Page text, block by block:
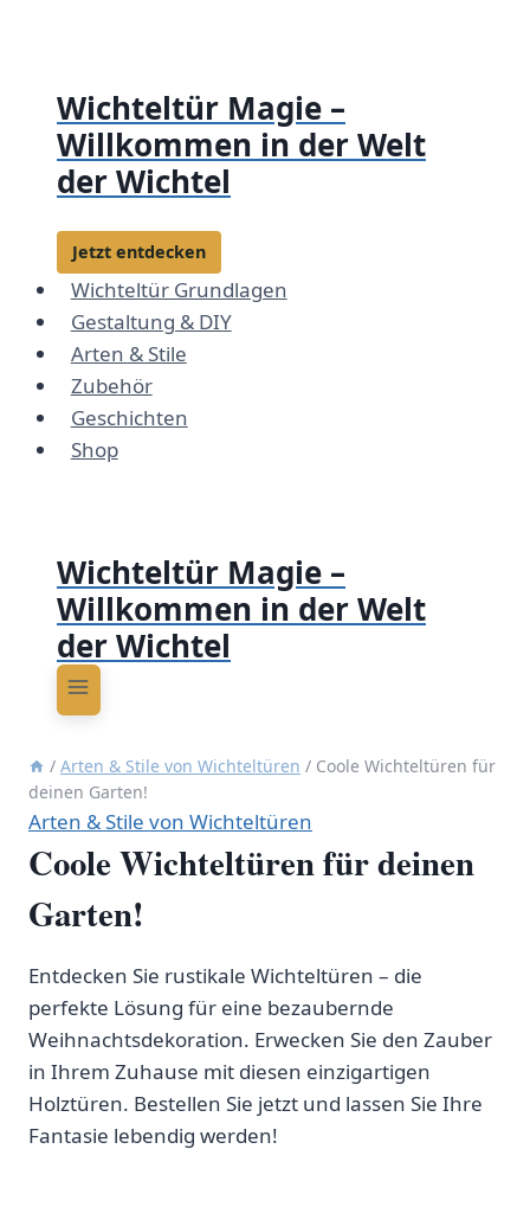
Wichteltür Magie –
Willkommen in der Welt
der Wichtel
Jetzt entdecken
Wichteltür Grundlagen
Gestaltung & DIY
Arten & Stile
Zubehör
Geschichten
Shop
Wichteltür Magie –
Willkommen in der Welt
der Wichtel
/ Arten & Stile von Wichteltüren / Coole Wichteltüren für
deinen Garten!
Arten & Stile von Wichteltüren
Coole Wichteltüren für deinen
Garten!
Entdecken Sie rustikale Wichteltüren – die
perfekte Lösung für eine bezaubernde
Weihnachtsdekoration. Erwecken Sie den Zauber
in Ihrem Zuhause mit diesen einzigartigen
Holztüren. Bestellen Sie jetzt und lassen Sie Ihre
Fantasie lebendig werden!